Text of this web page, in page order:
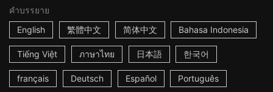
คำบรรยาย
English
繁體中文 简体中文 Bahasa Indonesia
Tiếng Việt ภาษาไทย 日本語 한국어
français Deutsch Español Português